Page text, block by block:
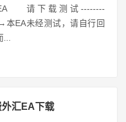
请下载测试--------
未经测试，请自行回
外汇EA下载